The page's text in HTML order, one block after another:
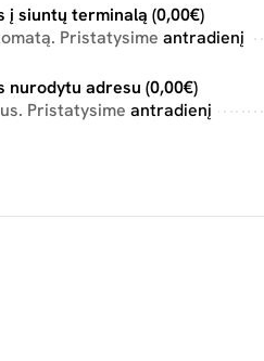
į siuntų terminalą (0,00€)
Pristatysime antradienį
nurodytu adresu (0,00€)
Pristatysime antradienį